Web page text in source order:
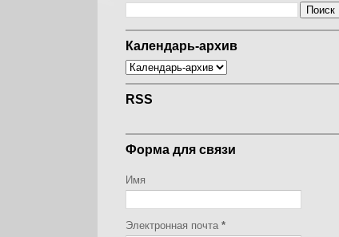
Календарь-архив
RSS
Форма для связи
Имя
Электронная почта *